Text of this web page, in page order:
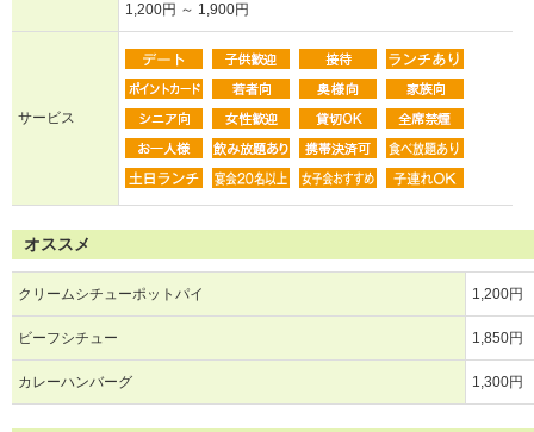
1,200円 ～ 1,900円
サービス
オススメ
クリームシチューポットパイ 1,200円
ビーフシチュー 1,850円
カレーハンバーグ 1,300円